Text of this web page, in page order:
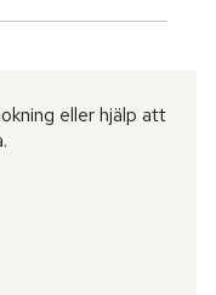
eller hjälp att